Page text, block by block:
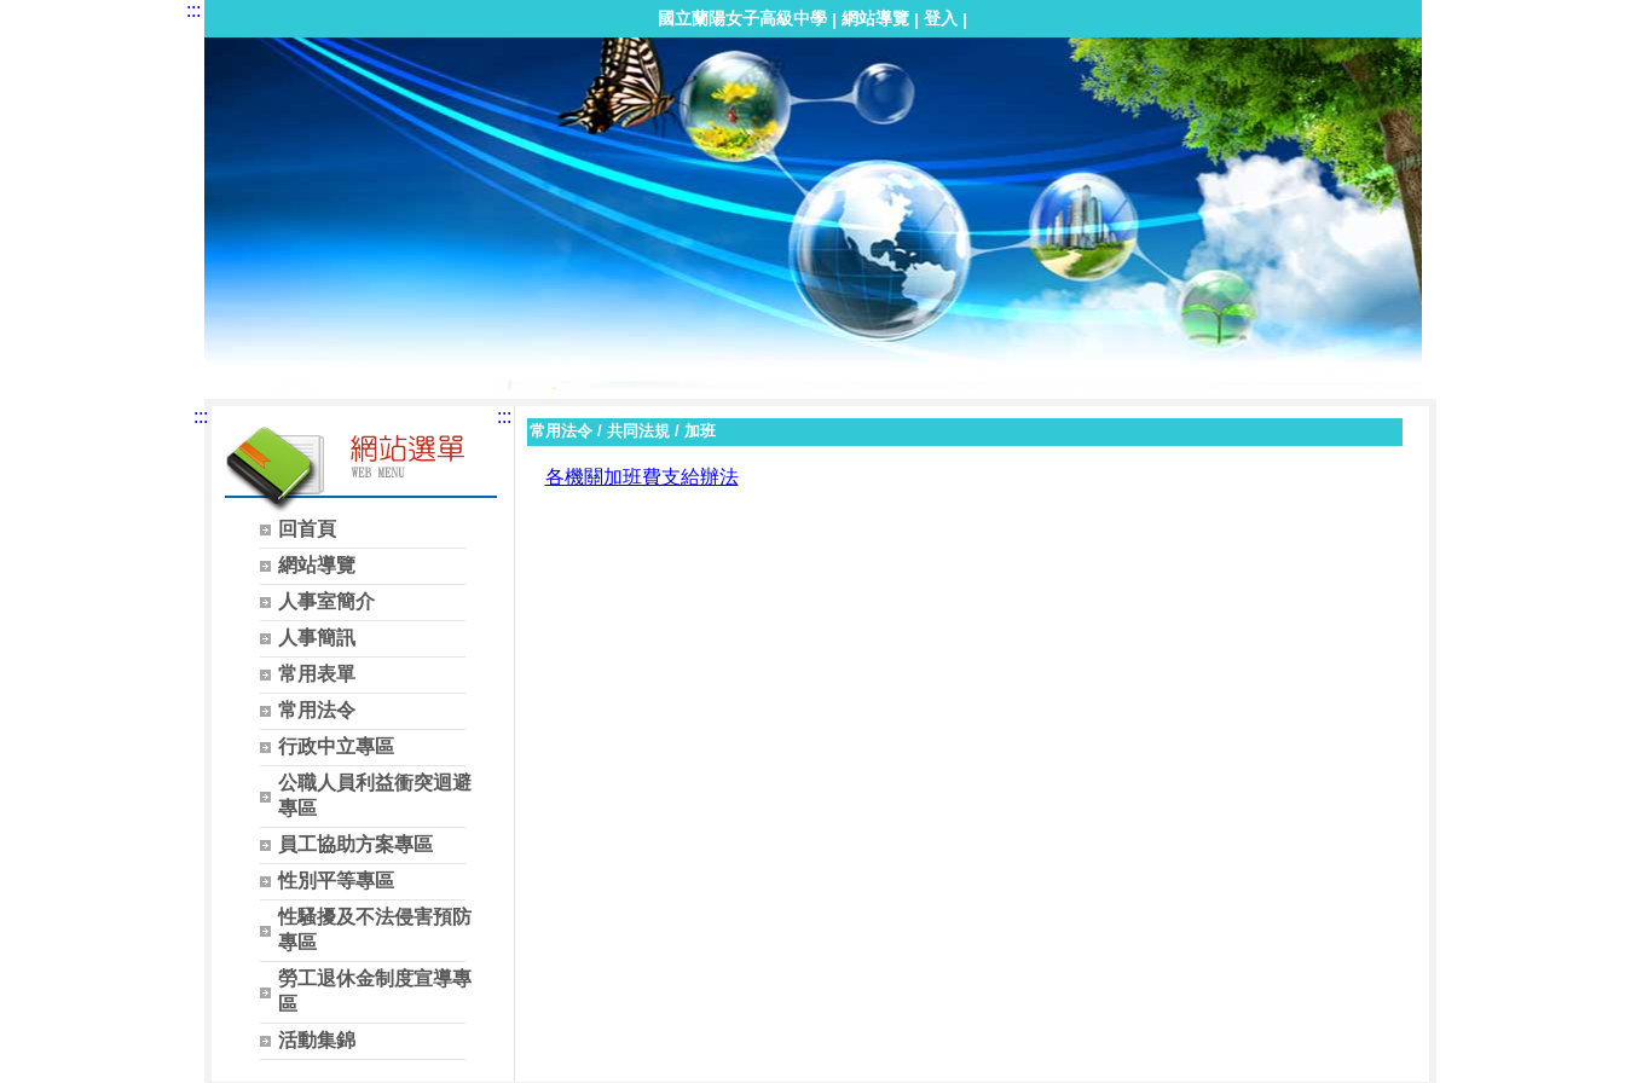
::: 國立蘭陽女子高級中學 | 網站導覽 | 登入 |
:::
回首頁
網站導覽
人事室簡介
人事簡訊
常用表單
常用法令
行政中立專區
公職人員利益衝突迴避
專區
員工協助方案專區
性別平等專區
性騷擾及不法侵害預防
專區
勞工退休金制度宣導專
區
活動集錦
:::
常用法令/ 共同法規/ 加班
各機關加班費支給辦法